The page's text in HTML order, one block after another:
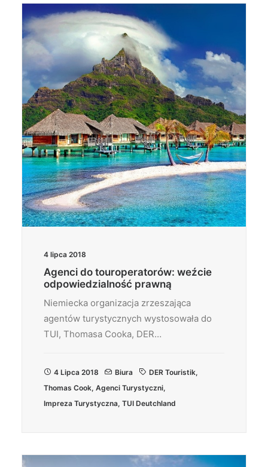
4 lipca 2018
Agenci do touroperatorów: weźcie
odpowiedzialność prawną
Niemiecka organizacja zrzeszająca
agentów turystycznych wystosowała do
TUI, Thomasa Cooka, DER…
4 Lipca 2018 Biura DER Touristik,
Thomas Cook, Agenci Turystyczni,
Impreza Turystyczna, TUI Deutchland